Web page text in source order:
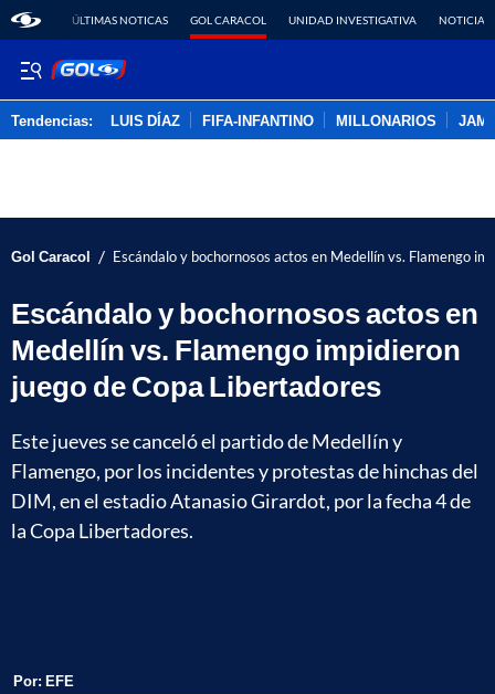
ÚLTIMAS NOTICAS GOL CARACOL UNIDAD INVESTIGATIVA NOTICIAS
Tendencias: LUIS DÍAZ FIFA-INFANTINO MILLONARIOS
Gol Caracol / Escándalo y bochornosos actos en Medellín vs. Flamengo
Escándalo y bochornosos actos en
Medellín vs. Flamengo impidieron
juego de Copa Libertadores
Este jueves se canceló el partido de Medellín y
Flamengo, por los incidentes y protestas de hinchas del
DIM, en el estadio Atanasio Girardot, por la fecha 4 de
la Copa Libertadores.
Por: EFE